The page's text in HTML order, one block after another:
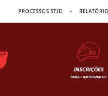
PROCESSOS STJD •
INSCRIÇÕES
PARA CAMPEONATOS